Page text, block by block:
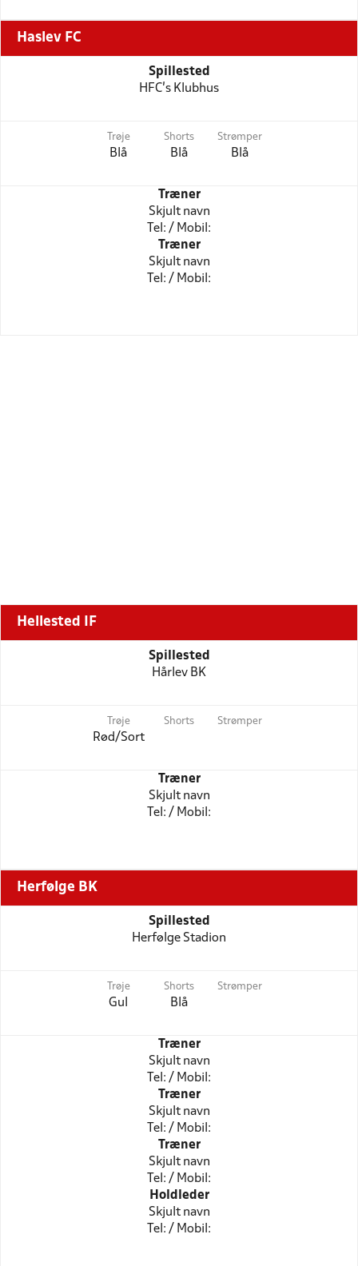
Haslev FC
Spillested
HFC's Klubhus
Trøje
Blå
Shorts
Blå
Strømper
Blå
Træner
Skjult navn
Tel: / Mobil:
Træner
Skjult navn
Tel: / Mobil:
Hellested IF
Spillested
Hårlev BK
Trøje
Rød/Sort
Shorts Strømper
Træner
Skjult navn
Tel: / Mobil:
Herfølge BK
Spillested
Herfølge Stadion
Trøje
Gul
Shorts
Blå
Strømper
Træner
Skjult navn
Tel: / Mobil:
Træner
Skjult navn
Tel: / Mobil:
Træner
Skjult navn
Tel: / Mobil:
Holdleder
Skjult navn
Tel: / Mobil: